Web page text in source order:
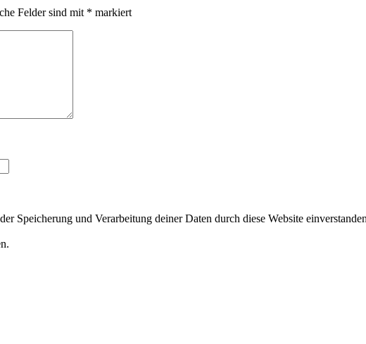
Felder sind mit * markiert
Speicherung und Verarbeitung deiner Daten durch diese Website